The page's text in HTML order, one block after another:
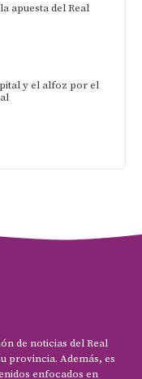
apuesta del Real
y el alfoz por el
de noticias del Real
provincia. Además, es
enfocados en